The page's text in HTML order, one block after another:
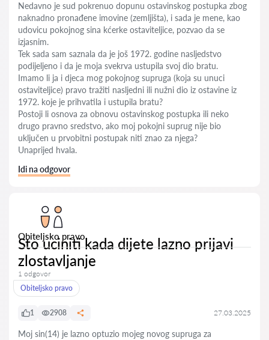
Nedavno je sud pokrenuo dopunu ostavinskog postupka zbog
naknadno pronađene imovine (zemljišta), i sada je mene, kao
udovicu pokojnog sina kćerke ostaviteljice, pozvao da se
izjasnim.
Tek sada sam saznala da je još 1972. godine nasljedstvo
podijeljeno i da je moja svekrva ustupila svoj dio bratu.
Imamo li ja i djeca mog pokojnog supruga (koja su unuci
ostaviteljice) pravo tražiti nasljedni ili nužni dio iz ostavine iz
1972. koje je prihvatila i ustupila bratu?
Postoji li osnova za obnovu ostavinskog postupka ili neko
drugo pravno sredstvo, ako moj pokojni suprug nije bio
uključen u prvobitni postupak niti znao za njega?
Unaprijed hvala.
Idi na odgovor
Obiteljsko pravo
Sto uciniti kada dijete lazno prijavi
zlostavljanje
1 odgovor
Obiteljsko pravo
1 2908 27.03.2025
Moj sin(14) je lazno optuzio mojeg novog supruga za